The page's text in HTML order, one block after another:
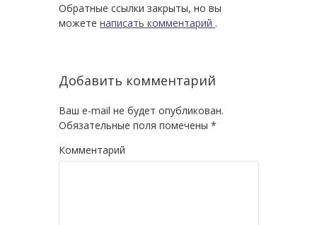
Обратные ссылки закрыты, но вы
можете написать комментарий .
Добавить комментарий
Ваш e-mail не будет опубликован.
Обязательные поля помечены *
Комментарий